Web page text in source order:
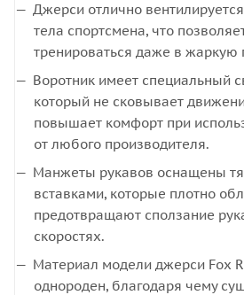
Джерси отлично
тела спортсмена, что
тренироваться даже в жаркую
Воротник имеет специальный
который не сковывает
повышает комфорт при
от любого производителя.
Манжеты рукавов оснащены
вставками, которые плотно
предотвращают сползание
скоростях.
Материал модели джерси Fox
однороден, благодаря чему